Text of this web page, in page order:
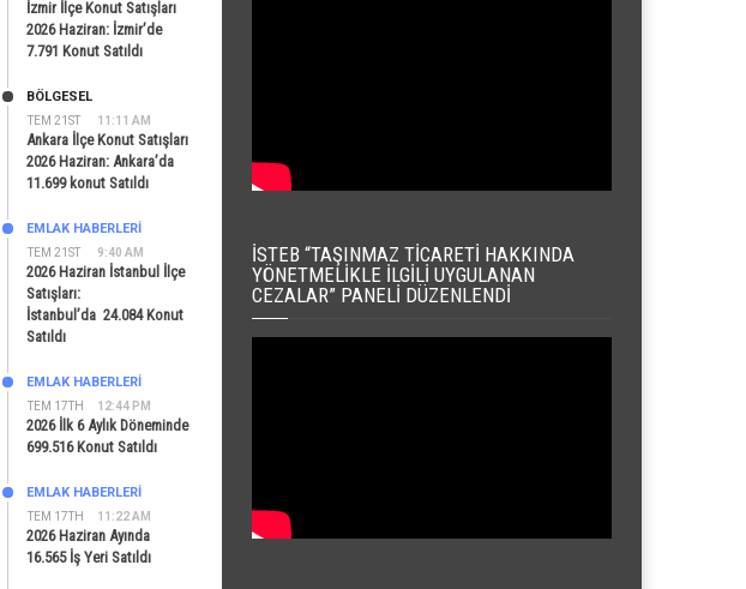
İzmir İlçe Konut Satışları
2026 Haziran: İzmir’de
7.791 Konut Satıldı
TEM 21ST 11:11 AM
BÖLGESEL
Ankara İlçe Konut Satışları
2026 Haziran: Ankara’da
11.699 konut Satıldı
TEM 21ST 9:40 AM
EMLAK HABERLERI
2026 Haziran İstanbul İlçe
Satışları:
İstanbul’da 24.084 Konut
Satıldı
TEM 17TH 12:44 PM
EMLAK HABERLERI
2026 İlk 6 Aylık Döneminde
699.516 Konut Satıldı
TEM 17TH 11:22 AM
EMLAK HABERLERI
2026 Haziran Ayında
16.565 İş Yeri Satıldı
İSTEB “TAŞINMAZ TICARETI HAKKINDA
YÖNETMELIKLE İLGILI UYGULANAN
CEZALAR” PANELI DÜZENLENDI